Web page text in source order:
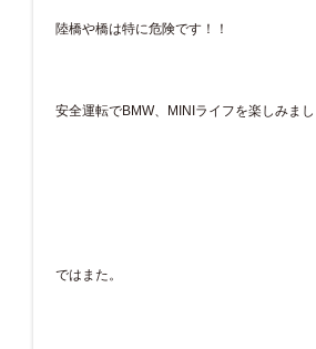
陸橋や橋は特に危険です！！
安全運転でBMW、MINIライフを楽しみまし
ではまた。